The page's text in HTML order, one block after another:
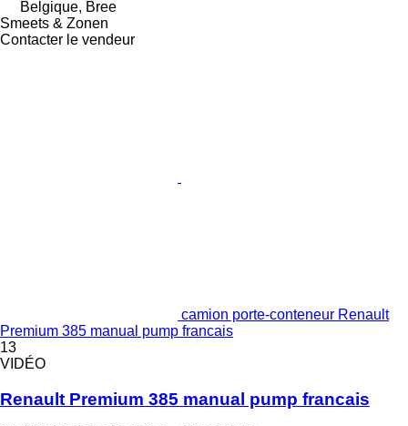
Belgique, Bree
Smeets & Zonen
Contacter le vendeur
camion porte-conteneur Renault
Premium 385 manual pump francais
13
VIDÉO
Renault Premium 385 manual pump francais